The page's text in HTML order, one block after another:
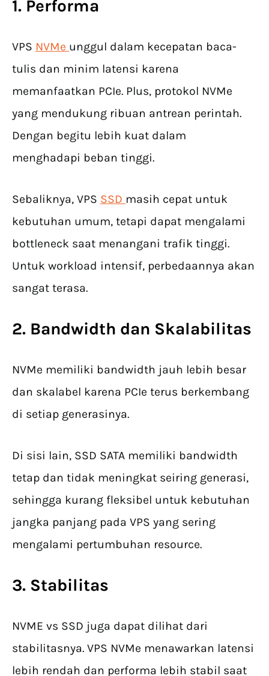
1. Performa
VPS NVMe unggul dalam kecepatan baca-
tulis dan minim latensi karena
memanfaatkan PCIe. Plus, protokol NVMe
yang mendukung ribuan antrean perintah.
Dengan begitu lebih kuat dalam
menghadapi beban tinggi.
Sebaliknya, VPS SSD masih cepat untuk
kebutuhan umum, tetapi dapat mengalami
bottleneck saat menangani trafik tinggi.
Untuk workload intensif, perbedaannya akan
sangat terasa.
2. Bandwidth dan Skalabilitas
NVMe memiliki bandwidth jauh lebih besar
dan skalabel karena PCIe terus berkembang
di setiap generasinya.
Di sisi lain, SSD SATA memiliki bandwidth
tetap dan tidak meningkat seiring generasi,
sehingga kurang fleksibel untuk kebutuhan
jangka panjang pada VPS yang sering
mengalami pertumbuhan resource.
3. Stabilitas
NVME vs SSD juga dapat dilihat dari
stabilitasnya. VPS NVMe menawarkan latensi
lebih rendah dan performa lebih stabil saat